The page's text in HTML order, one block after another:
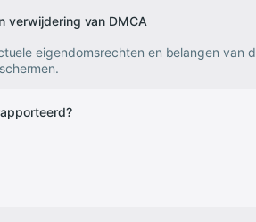
verwijdering van DMCA
eigendomsrechten en belangen van